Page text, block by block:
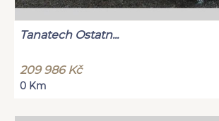
Tanatech Ostatn...
209 986 Kč
0 Km